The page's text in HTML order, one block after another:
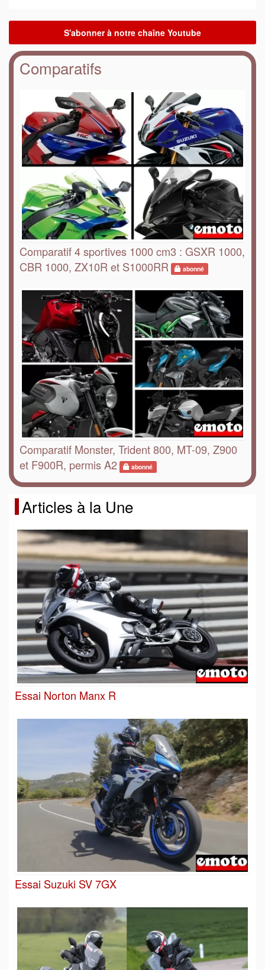
Comparatifs
Comparatif 4 sportives 1000 cm3 : GSXR 1000,
CBR 1000, ZX10R et S1000RR
abonné
Comparatif Monster, Trident 800, MT-09, Z900
et F900R, permis A2
abonné
Articles à la Une
Essai Norton Manx R
Essai Suzuki SV 7GX